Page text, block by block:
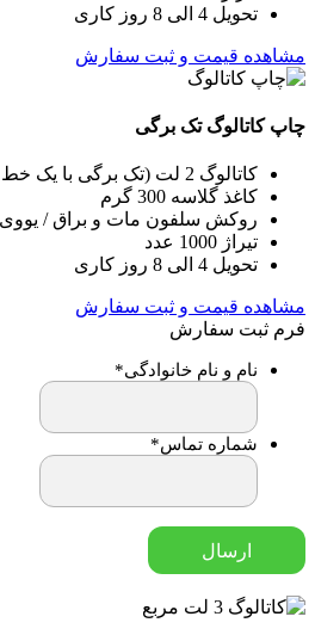
تحویل 4 الی 8 روز کاری
مشاهده قیمت و ثبت سفارش
چاپ کاتالوگ تک برگی
کاتالوگ 2 لت (تک برگی با یک خط تا)
کاغذ گلاسه 300 گرم
روکش سلفون مات و براق / یووی
تیراژ 1000 عدد
تحویل 4 الی 8 روز کاری
مشاهده قیمت و ثبت سفارش
فرم ثبت سفارش
نام و نام خانوادگی*
شماره تماس*